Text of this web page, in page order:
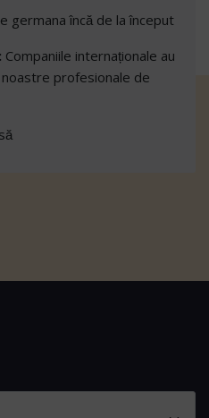
germana încă de la început
Companiile internaționale au
profesionale de